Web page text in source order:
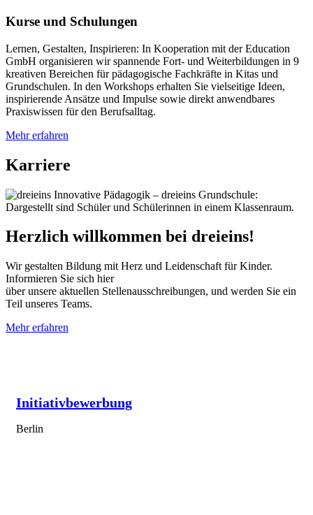
Kurse und Schulungen
Lernen, Gestalten, Inspirieren: In Kooperation mit der Education
GmbH organisieren wir spannende Fort- und Weiterbildungen in 9
kreativen Bereichen für pädagogische Fachkräfte in Kitas und
Grundschulen. In den Workshops erhalten Sie vielseitige Ideen,
inspirierende Ansätze und Impulse sowie direkt anwendbares
Praxiswissen für den Berufsalltag.
Mehr erfahren
Karriere
Herzlich willkommen bei dreieins!
Wir gestalten Bildung mit Herz und Leidenschaft für Kinder.
Informieren Sie sich hier
über unsere aktuellen Stellenausschreibungen, und werden Sie ein
Teil unseres Teams.
Mehr erfahren
Initiativbewerbung
Berlin